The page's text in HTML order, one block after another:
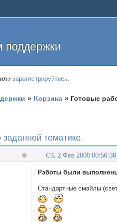
илизарегистрируйтесь.
» Корзина » Готовые
тематике.
Сб, 2 Фев 2008 00:56:38
Работы были
Стандартные смайлы
-
-
-